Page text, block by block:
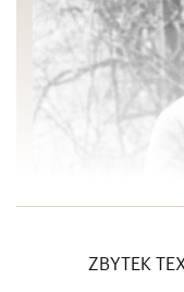
Kde si dnes
ZBYTEK